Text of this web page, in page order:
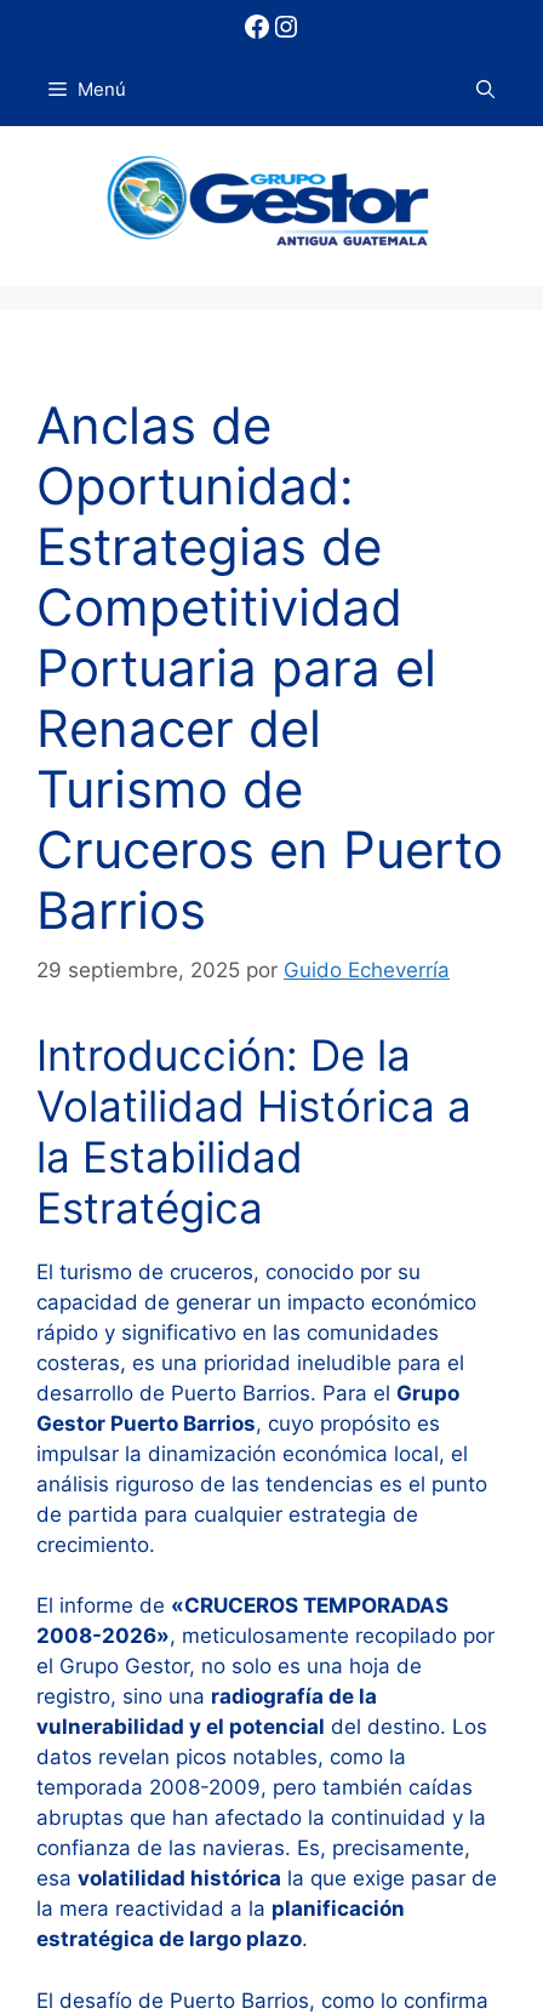
Facebook
Instagram
Menú
Anclas de
Oportunidad:
Estrategias de
Competitividad
Portuaria para el
Renacer del
Turismo de
Cruceros en Puerto
Barrios
29 septiembre, 2025 por Guido Echeverría
Introducción: De la
Volatilidad Histórica a
la Estabilidad
Estratégica
El turismo de cruceros, conocido por su
capacidad de generar un impacto económico
rápido y significativo en las comunidades
costeras, es una prioridad ineludible para el
desarrollo de Puerto Barrios. Para el Grupo
Gestor Puerto Barrios, cuyo propósito es
impulsar la dinamización económica local, el
análisis riguroso de las tendencias es el punto
de partida para cualquier estrategia de
crecimiento.
El informe de «CRUCEROS TEMPORADAS
2008-2026», meticulosamente recopilado por
el Grupo Gestor, no solo es una hoja de
registro, sino una radiografía de la
vulnerabilidad y el potencial del destino. Los
datos revelan picos notables, como la
temporada 2008-2009, pero también caídas
abruptas que han afectado la continuidad y la
confianza de las navieras. Es, precisamente,
esa volatilidad histórica la que exige pasar de
la mera reactividad a la planificación
estratégica de largo plazo.
El desafío de Puerto Barrios, como lo confirma